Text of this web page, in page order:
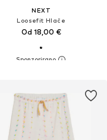
NEXT
Loosefit Hlače
Od 18,00 €